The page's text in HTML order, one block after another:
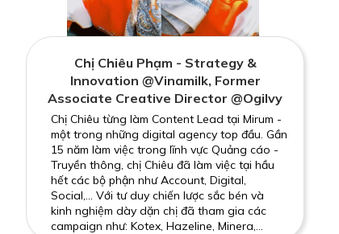
Chị Chiêu từng làm Content Lead tại Mirum -
một trong những digital agency top đầu. Gần
15 năm làm việc trong lĩnh vực Quảng cáo -
Truyền thông, chị Chiêu đã làm việc tại hầu
hết các bộ phận như Account, Digital,
Social,... Với tư duy chiến lược sắc bén và
kinh nghiệm dày dặn chị đã tham gia các
campaign như: Kotex, Hazeline, Minera,...
Chị Chiêu Phạm - Strategy &
Innovation @Vinamilk, Former
Associate Creative Director @Ogilvy